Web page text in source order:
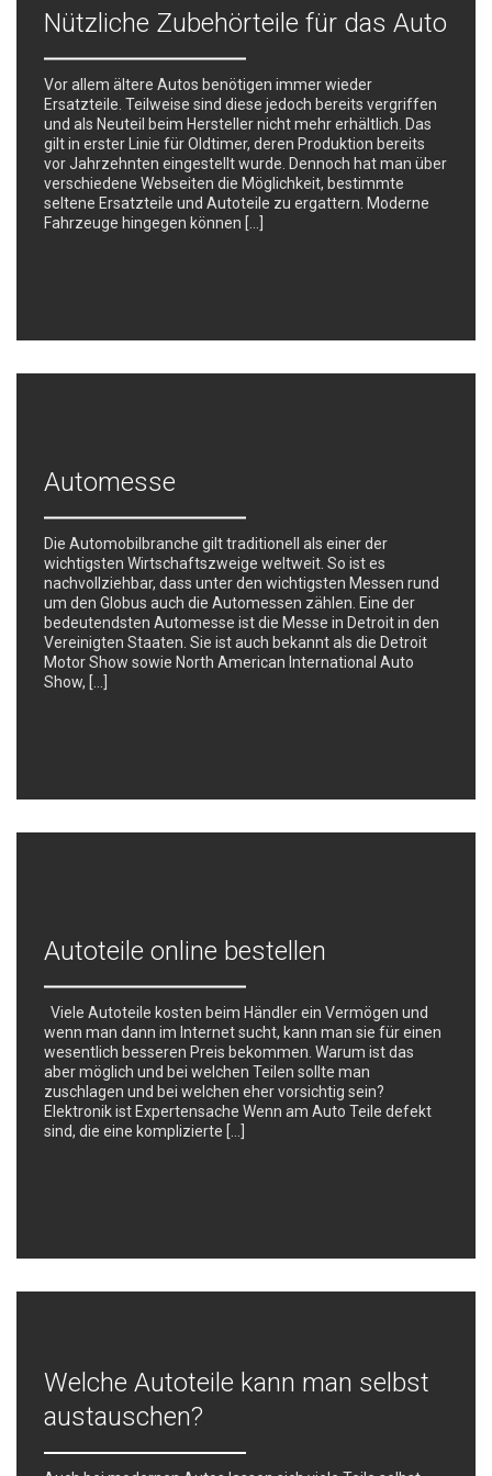
Nützliche Zubehörteile für das Auto
Vor allem ältere Autos benötigen immer wieder
Ersatzteile. Teilweise sind diese jedoch bereits vergriffen
und als Neuteil beim Hersteller nicht mehr erhältlich. Das
gilt in erster Linie für Oldtimer, deren Produktion bereits
vor Jahrzehnten eingestellt wurde. Dennoch hat man über
verschiedene Webseiten die Möglichkeit, bestimmte
seltene Ersatzteile und Autoteile zu ergattern. Moderne
Fahrzeuge hingegen können […]
Automesse
Die Automobilbranche gilt traditionell als einer der
wichtigsten Wirtschaftszweige weltweit. So ist es
nachvollziehbar, dass unter den wichtigsten Messen rund
um den Globus auch die Automessen zählen. Eine der
bedeutendsten Automesse ist die Messe in Detroit in den
Vereinigten Staaten. Sie ist auch bekannt als die Detroit
Motor Show sowie North American International Auto
Show, […]
Autoteile online bestellen
Viele Autoteile kosten beim Händler ein Vermögen und
wenn man dann im Internet sucht, kann man sie für einen
wesentlich besseren Preis bekommen. Warum ist das
aber möglich und bei welchen Teilen sollte man
zuschlagen und bei welchen eher vorsichtig sein?
Elektronik ist Expertensache Wenn am Auto Teile defekt
sind, die eine komplizierte […]
Welche Autoteile kann man selbst
austauschen?